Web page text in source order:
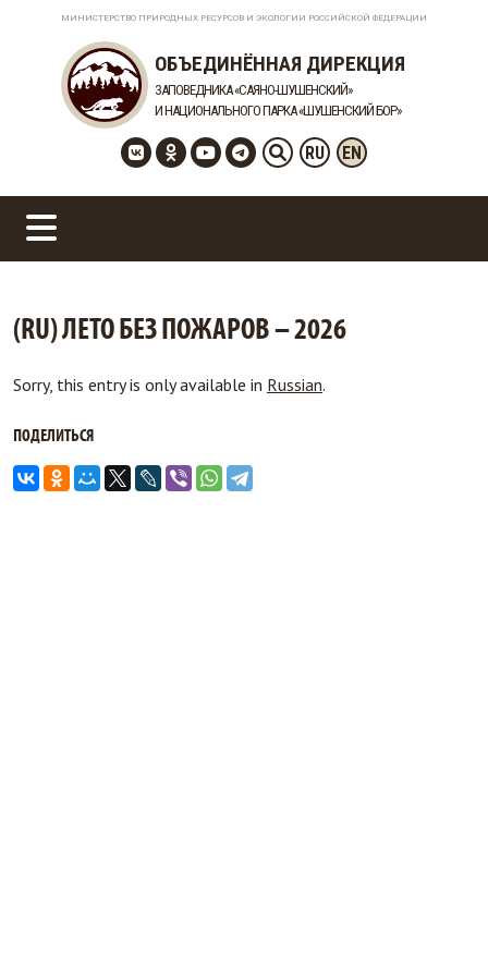
МИНИСТЕРСТВО ПРИРОДНЫХ РЕСУРСОВ И ЭКОЛОГИИ РОССИЙСКОЙ ФЕДЕРАЦИИ
ОБЪЕДИНЁННАЯ ДИРЕКЦИЯ
ЗАПОВЕДНИКА «САЯНО-ШУШЕНСКИЙ»
И НАЦИОНАЛЬНОГО ПАРКА «ШУШЕНСКИЙ БОР»
RU EN
(RU) ЛЕТО БЕЗ ПОЖАРОВ – 2026
Sorry, this entry is only available in Russian.
ПОДЕЛИТЬСЯ